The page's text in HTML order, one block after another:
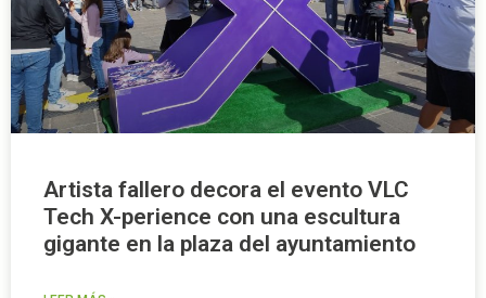
Artista fallero decora el evento VLC
Tech X-perience con una escultura
gigante en la plaza del ayuntamiento